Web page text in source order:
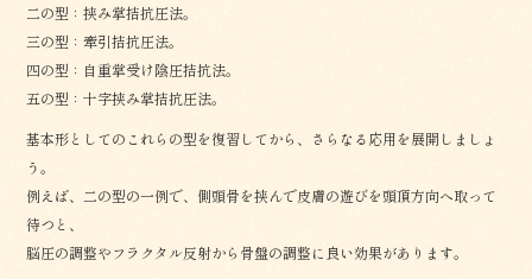
二の型：挟み掌拮抗圧法。
三の型：牽引拮抗圧法。
四の型：自重掌受け陰圧拮抗法。
五の型：十字挟み掌拮抗圧法。
基本形としてのこれらの型を復習してから、さらなる応用を展開しましょ
う。
例えば、二の型の一例で、側頭骨を挟んで皮膚の遊びを頭頂方向へ取って
待つと、
脳圧の調整やフラクタル反射から骨盤の調整に良い効果があります。